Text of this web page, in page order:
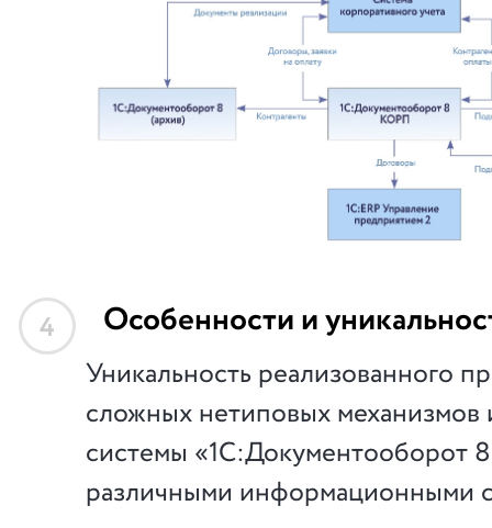
4 Особенности и
Уникальность реализованного
сложных нетиповых механизмов
системы «1С:Документооборот
различными информационными